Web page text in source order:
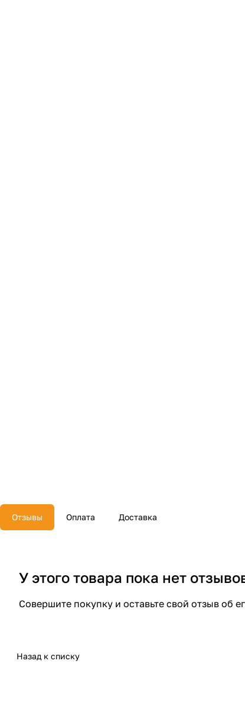
Отзывы Оплата Доставка
У этого товара пока нет
Совершите покупку и оставьте свой отзыв об
Назад к списку